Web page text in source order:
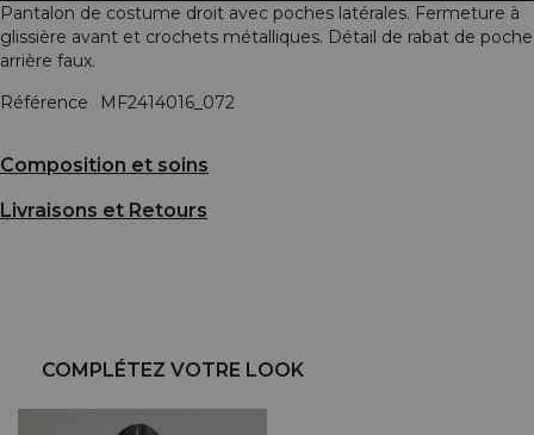
Pantalon de costume droit avec poches latérales. Fermeture à
glissière avant et crochets métalliques. Détail de rabat de poche
arrière faux.
Référence
MF2414016_072
Composition et soins
Livraisons et Retours
COMPLÉTEZ VOTRE LOOK